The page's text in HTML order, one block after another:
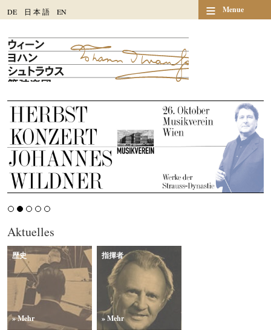
DE 日 本語 EN ≡ Menue
Aktuelles
歴史
» Mehr
指揮者
» Mehr